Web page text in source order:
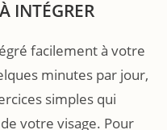
INTÉGRER
facilement à votre
minutes par jour,
simples qui
votre visage. Pour